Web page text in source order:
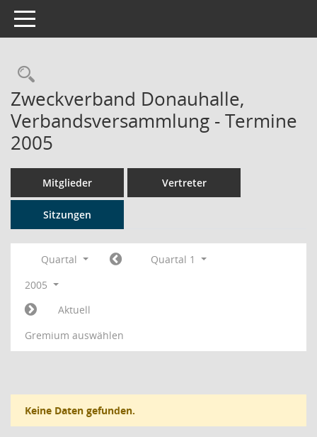
Toggle navigation
Rechercheauswahl
Zweckverband Donauhalle,
Verbandsversammlung - Termine
2005
Mitglieder Vertreter
Sitzungen
Quartal
Quartal 1
2005
Aktuell
Gremium auswählen
Keine Daten gefunden.